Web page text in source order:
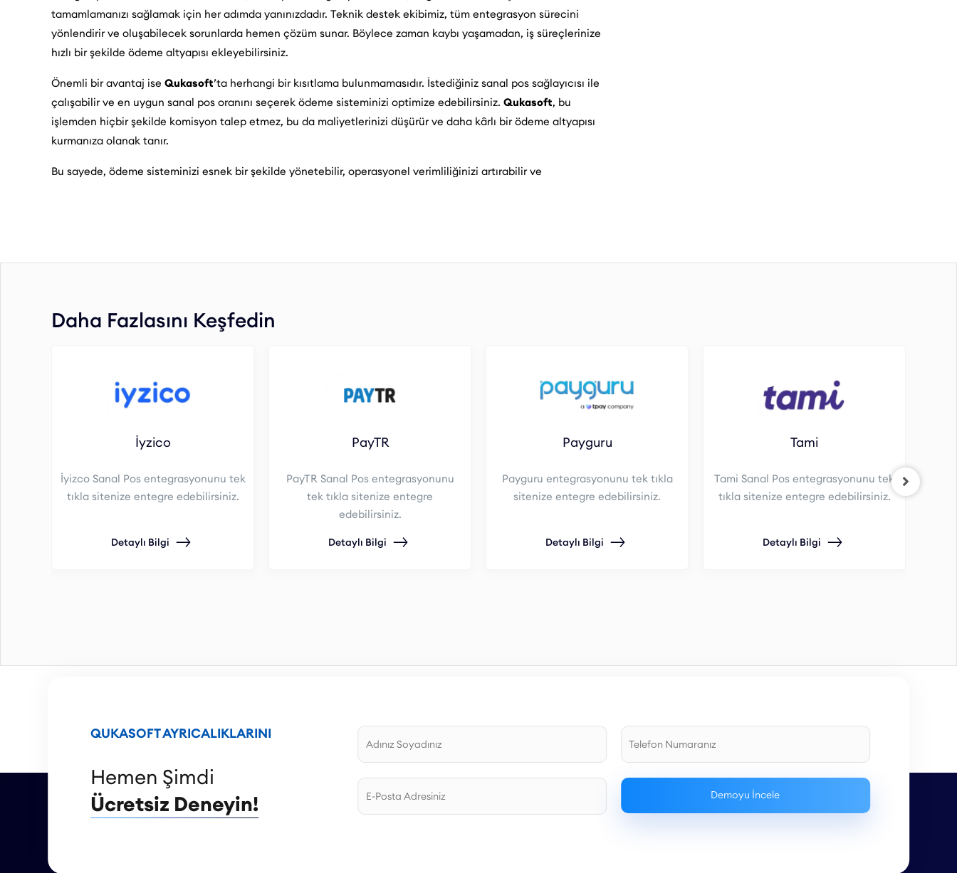
tamamlamanızı sağlamak için her adımda yanınızdadır. Teknik destek ekibimiz, tüm entegrasyon sürecini
yönlendirir ve oluşabilecek sorunlarda hemen çözüm sunar. Böylece zaman kaybı yaşamadan, iş süreçlerinize
hızlı bir şekilde ödeme altyapısı ekleyebilirsiniz.
Önemli bir avantaj ise Qukasoft’ta herhangi bir kısıtlama bulunmamasıdır. İstediğiniz sanal pos sağlayıcısı ile
çalışabilir ve en uygun sanal pos oranını seçerek ödeme sisteminizi optimize edebilirsiniz. Qukasoft, bu
işlemden hiçbir şekilde komisyon talep etmez, bu da maliyetlerinizi düşürür ve daha kârlı bir ödeme altyapısı
kurmanıza olanak tanır.
Bu sayede, ödeme sisteminizi esnek bir şekilde yönetebilir, operasyonel verimliliğinizi artırabilir ve
Daha Fazlasını Keşfedin
İyzico
İyizco Sanal Pos entegrasyonunu tek
tıkla sitenize entegre edebilirsiniz.
Detaylı Bilgi
PayTR
PayTR Sanal Pos entegrasyonunu
tek tıkla sitenize entegre
edebilirsiniz.
Detaylı Bilgi
Payguru
Payguru entegrasyonunu tek tıkla
sitenize entegre edebilirsiniz.
Detaylı Bilgi
Tami
Tami Sanal Pos entegrasyonunu tek
tıkla sitenize entegre edebilirsiniz.
Detaylı Bilgi
QUKASOFT AYRICALIKLARINI
Hemen Şimdi
Ücretsiz Deneyin!